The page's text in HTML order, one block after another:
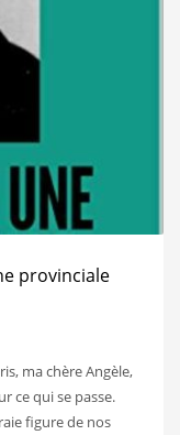
provinciale
ma chère Angèle,
ce qui se passe.
figure de nos